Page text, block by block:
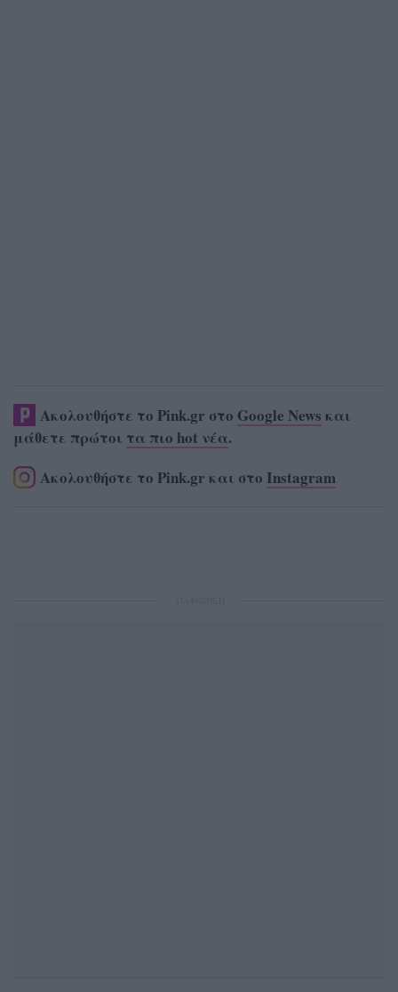
Ακολουθήστε το Pink.gr στο Google News και
μάθετε πρώτοι τα πιο hot νέα.
Ακολουθήστε το Pink.gr και στο Instagram